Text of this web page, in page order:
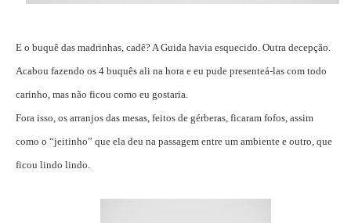
E o buquê das madrinhas, cadê? A Guida havia esquecido. Outra decepção.
Acabou fazendo os 4 buquês ali na hora e eu pude presenteá-las com todo
carinho, mas não ficou como eu gostaria.
Fora isso, os arranjos das mesas, feitos de gérberas, ficaram fofos, assim
como o “jeitinho” que ela deu na passagem entre um ambiente e outro, que
ficou lindo lindo.